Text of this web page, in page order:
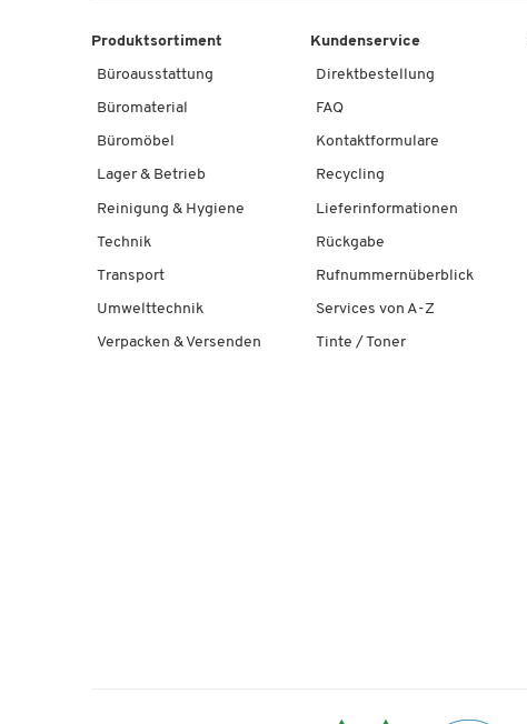
Produktsortiment
Büroausstattung
Büromaterial
Büromöbel
Lager & Betrieb
Reinigung & Hygiene
Technik
Transport
Umwelttechnik
Verpacken & Versenden
Kundenservice
Direktbestellung
FAQ
Kontaktformulare
Recycling
Lieferinformationen
Rückgabe
Rufnummernüberblick
Services von A-Z
Tinte / Toner